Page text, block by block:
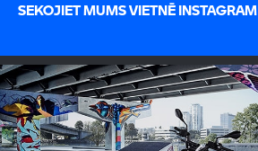
SEKOJIET MUMS VIETNĒ INSTAGRAM